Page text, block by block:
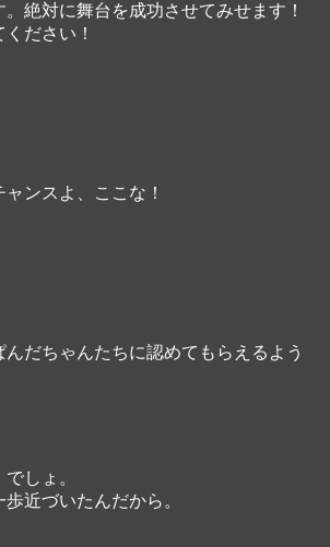
絶対に舞台を成功させてみせます！
ださい！
ンスよ、ここな！
だちゃんたちに認めてもらえるよう
しょ。
近づいたんだから。